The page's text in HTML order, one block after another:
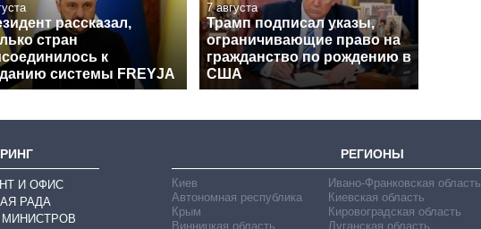
рассказал,
стран
к
системы FREYJA
7 августа
Трамп подписал указы,
ограничивающие право на
гражданство по рождению в
США
И ОФИС
РАДА
МИНИСТРОВ
РЕГИОНЫ
Киев
Автономная республика
Крым
Винницкая область
Ивано-Франковская область
Киевская область
Кировоградская область
Луганская область